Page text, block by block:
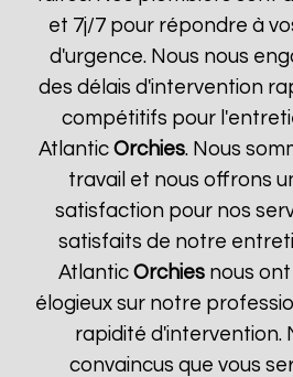
et 7j/7 pour répondre à
d'urgence. Nous nous
des délais d'intervention
compétitifs pour
AtlanticOrchies. Nous
travail et nous offrons
satisfaction pour nos
satisfaits de notre
AtlanticOrchies nous
élogieux sur notre
rapidité d'intervention.
convaincus que vous